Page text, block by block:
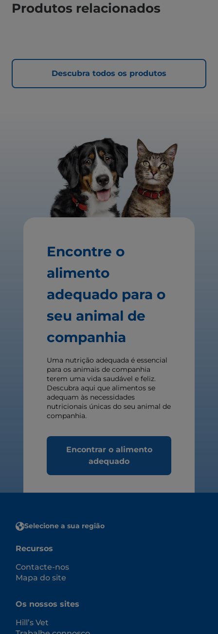
Produtos relacionados
Descubra todos os produtos
Encontre o
alimento
adequado para o
seu animal de
companhia
Uma nutrição adequada é essencial
para os animais de companhia
terem uma vida saudável e feliz.
Descubra aqui que alimentos se
adequam às necessidades
nutricionais únicas do seu animal de
companhia.
Encontrar o alimento
adequado
Selecione a sua região
Recursos
Contacte-nos
Mapa do site
Os nossos sites
Hill’s Vet